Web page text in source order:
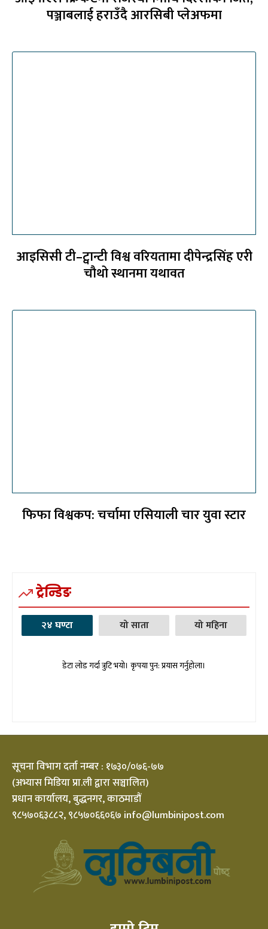
पञ्जाबलाई हराउँदै आरसिबी प्लेअफमा
आइसिसी टी–ट्वान्टी विश्व वरियतामा दीपेन्द्रसिंह एरी
चौथो स्थानमा यथावत
फिफा विश्वकप: चर्चामा एसियाली चार युवा स्टार
ट्रेन्डिङ
२४ घण्टा यो साता यो महिना
डेटा लोड गर्दा त्रुटि भयो। कृपया पुन: प्रयास गर्नुहोला।
सूचना विभाग दर्ता नम्बर : १७३०/०७६-७७
(अभ्यास मिडिया प्रा.ली द्वारा सञ्चालित)
प्रधान कार्यालय, बुद्धनगर, काठमाडौं
९८५७०६३८८२, ९८५७०६६०६७ info@lumbinipost.com